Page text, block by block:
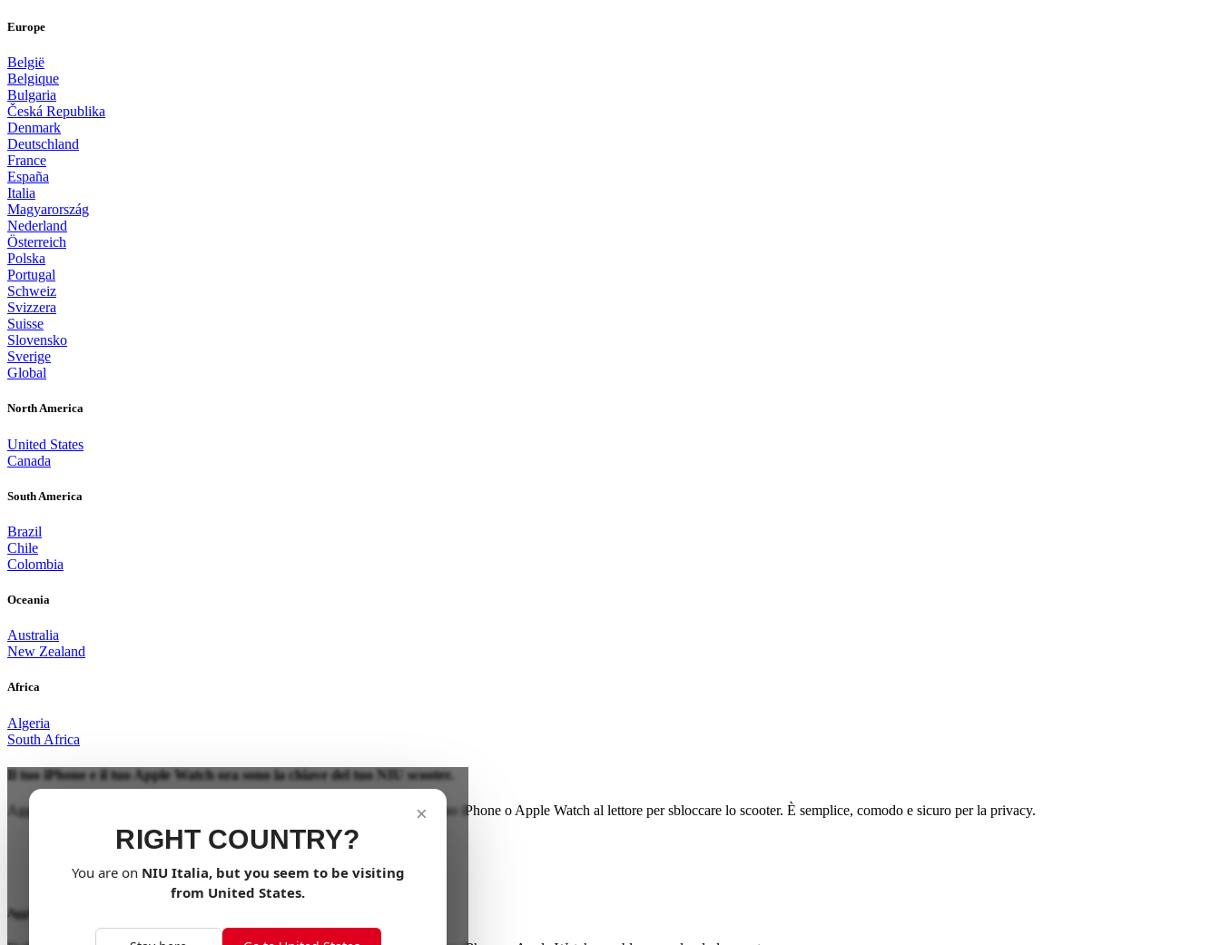
Europe
België
Belgique
Bulgaria
Česká Republika
Denmark
Deutschland
France
España
Italia
Magyarország
Nederland
Österreich
Polska
Portugal
Schweiz
Svizzera
Suisse
Slovensko
Sverige
Global
North America
United States
Canada
South America
Brazil
Chile
Colombia
Oceania
Australia
New Zealand
Africa
Algeria
South Africa
×
RIGHT COUNTRY?
You are on NIU Italia, but you seem to be visiting
from United States.
Il tuo iPhone e il tuo Apple Watch ora sono la chiave del tuo NIU scooter.
Aggiungi la chiave del tuo NIU scooter al tuo Apple Wallet. Poi avvicina il tuo iPhone o Apple Watch al lettore per sbloccare lo scooter. È semplice, comodo e sicuro per la privacy.
Aggiungere la chiave del tuo NIU scooter è facile.